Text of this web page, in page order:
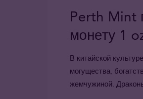
Perth Mint
монету 1
В китайской
могущества,
жемчужиной.